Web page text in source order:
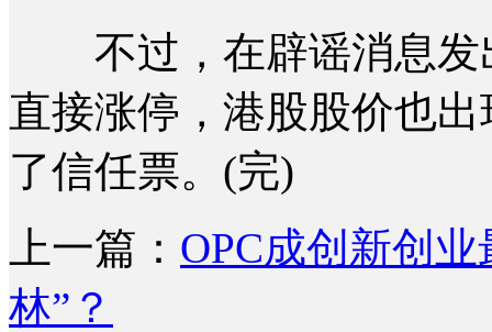
不过，在辟谣消息发
直接涨停，港股股价也
了信任票。(完)
上一篇： OPC成创新创
林”？